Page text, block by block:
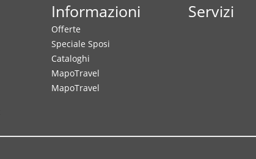
Informazioni
Offerte
Speciale Sposi
Cataloghi
MapoTravel
MapoTravel
Servizi